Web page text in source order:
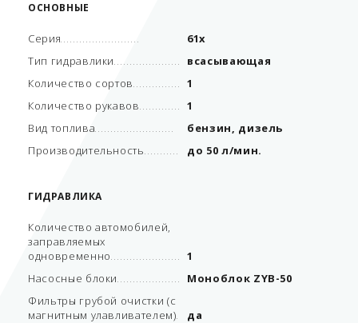
ОСНОВНЫЕ
Серия
61x
Тип гидравлики
всасывающая
Количество сортов
1
Количество рукавов
1
Вид топлива
бензин, дизель
Производительность
до 50 л/мин.
ГИДРАВЛИКА
Количество автомобилей,
заправляемых
одновременно
1
Насосные блоки
Моноблок ZYB-50
Фильтры грубой очистки (с
магнитным улавливателем)
да